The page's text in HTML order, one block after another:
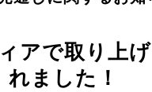
アで取り上
れました！